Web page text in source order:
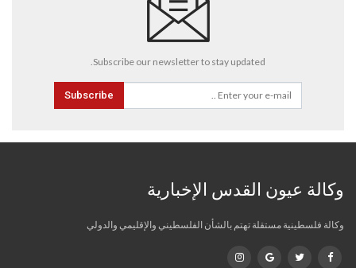
Subscribe our newsletter to stay updated.
Subscribe
وكالة عيون القدس الإخبارية
وكالة فلسطينية مستقلة تهتم بالشأن الفلسطيني والإقليمي والدولي